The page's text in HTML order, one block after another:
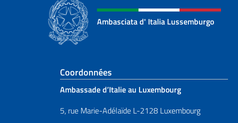
Ambasciata d' Italia Lussemburgo
Section de pied de
Coordonnées
Ambassade d’Italie au Luxembourg
5, rue Marie-Adélaïde L-2128 Luxembourg